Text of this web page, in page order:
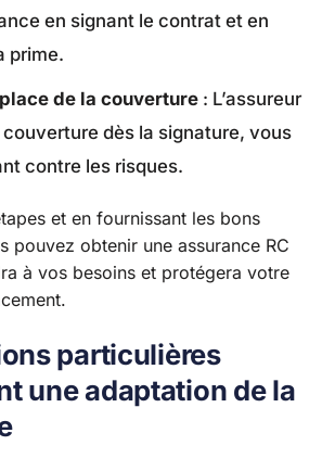
en signant le contrat et en
prime.
de la couverture : L’assureur
dès la signature, vous
contre les risques.
et en fournissant les bons
pouvez obtenir une assurance RC
à vos besoins et protégera votre
particulières
une adaptation de la